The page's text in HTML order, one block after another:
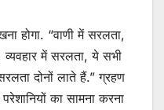
होगा. “वाणी में सरलता,
में सरलता, ये सभी
दोनों लाते हैं.” ग्रहण
का सामना करना